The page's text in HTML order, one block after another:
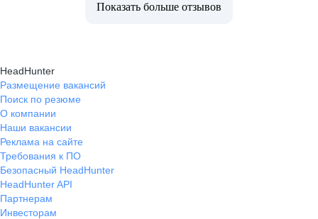
Показать больше отзывов
HeadHunter
Размещение вакансий
Поиск по резюме
О компании
Наши вакансии
Реклама на сайте
Требования к ПО
Безопасный HeadHunter
HeadHunter API
Партнерам
Инвесторам